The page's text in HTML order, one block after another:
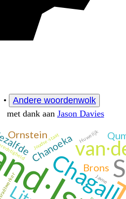
Andere woordenwolk
met dank aan Jason Davies
Chagall
Brons
Chanoeka
Ornstein Huwelijk
Javne
Joodse∙staat